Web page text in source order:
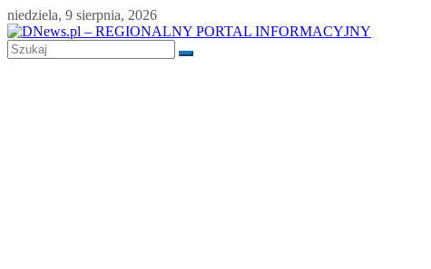
Skip
to
content
niedziela, 9 sierpnia, 2026